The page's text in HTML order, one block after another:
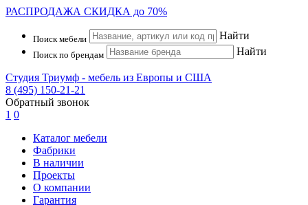
РАСПРОДАЖА СКИДКА до 70%
Поиск мебели Найти
Поиск по брендам Найти
Студия Триумф - мебель из Европы и США
8 (495) 150-21-21
Обратный звонок
1 0
Каталог мебели
Фабрики
В наличии
Проекты
О компании
Гарантия